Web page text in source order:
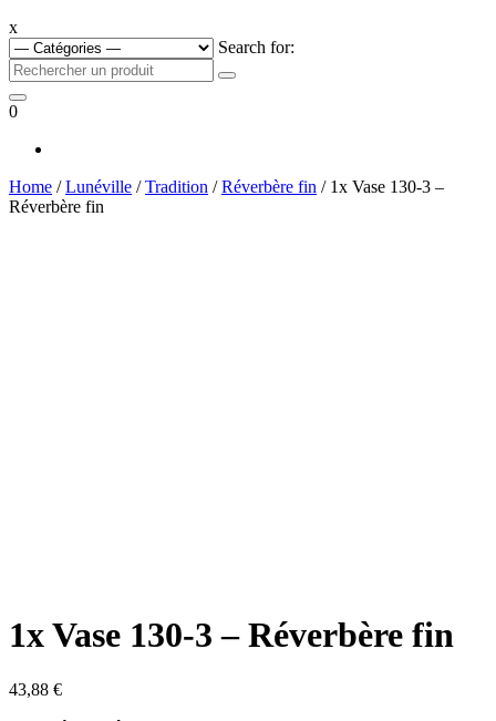
x
Search for:
0
Home /Lunéville /Tradition /Réverbère fin / 1x Vase 130-3 –
Réverbère fin
1x Vase 130-3 – Réverbère fin
43,88 €